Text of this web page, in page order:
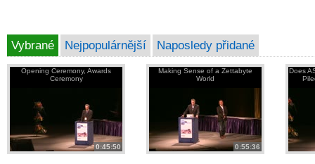
Vybrané Nejpopulárnější Naposledy přidané
Opening Ceremony, Awards
Ceremony
0:45:50
Making Sense of a Zettabyte
World
0:55:36
Does